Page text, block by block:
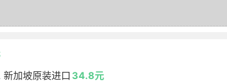
加坡原装进口 34.8元